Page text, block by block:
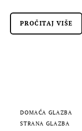
PROČITAJ VIŠE
DOMAĆA GLAZBA
STRANA GLAZBA